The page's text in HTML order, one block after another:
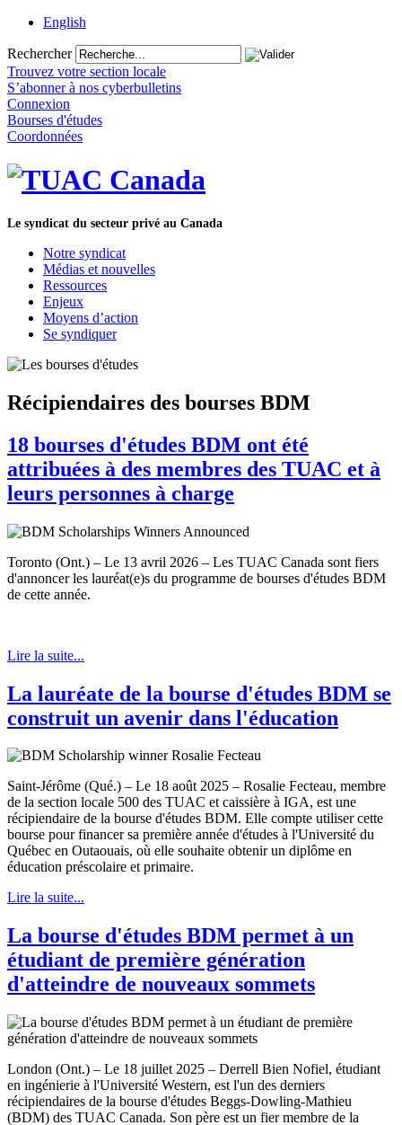
English
Rechercher
Trouvez votre section locale
S’abonner à nos cyberbulletins
Connexion
Bourses d'études
Coordonnées
Le syndicat du secteur privé au Canada
Notre syndicat
Médias et nouvelles
Ressources
Enjeux
Moyens d’action
Se syndiquer
Récipiendaires des bourses BDM
18 bourses d'études BDM ont été
attribuées à des membres des TUAC et à
leurs personnes à charge
Toronto (Ont.) – Le 13 avril 2026 – Les TUAC Canada sont fiers
d'annoncer les lauréat(e)s du programme de bourses d'études BDM
de cette année.
Lire la suite...
La lauréate de la bourse d'études BDM se
construit un avenir dans l'éducation
Saint-Jérôme (Qué.) – Le 18 août 2025 – Rosalie Fecteau, membre
de la section locale 500 des TUAC et caissière à IGA, est une
récipiendaire de la bourse d'études BDM. Elle compte utiliser cette
bourse pour financer sa première année d'études à l'Université du
Québec en Outaouais, où elle souhaite obtenir un diplôme en
éducation préscolaire et primaire.
Lire la suite...
La bourse d'études BDM permet à un
étudiant de première génération
d'atteindre de nouveaux sommets
London (Ont.) – Le 18 juillet 2025 – Derrell Bien Nofiel, étudiant
en ingénierie à l'Université Western, est l'un des derniers
récipiendaires de la bourse d'études Beggs-Dowling-Mathieu
(BDM) des TUAC Canada. Son père est un fier membre de la